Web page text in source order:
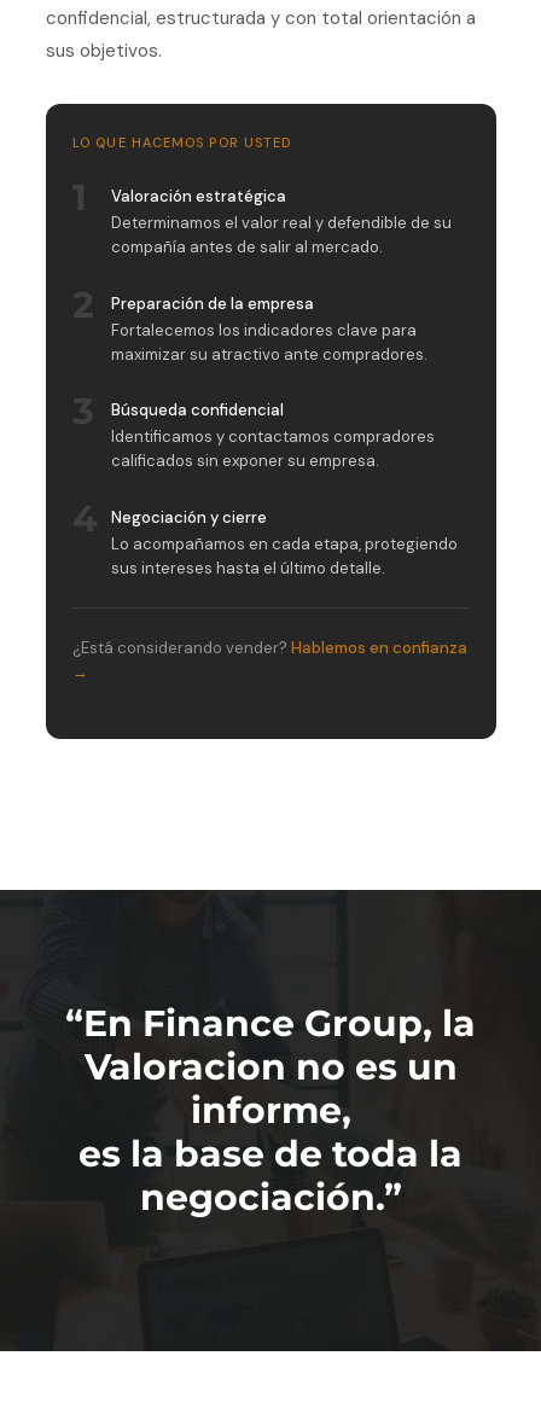
confidencial, estructurada y con total orientación a
sus objetivos.
LO QUE HACEMOS POR USTED
1
Valoración estratégica
Determinamos el valor real y defendible de su
compañía antes de salir al mercado.
2
Preparación de la empresa
Fortalecemos los indicadores clave para
maximizar su atractivo ante compradores.
3
Búsqueda confidencial
Identificamos y contactamos compradores
calificados sin exponer su empresa.
4
Negociación y cierre
Lo acompañamos en cada etapa, protegiendo
sus intereses hasta el último detalle.
¿Está considerando vender? Hablemos en confianza
→
“En Finance Group, la
Valoracion no es un
informe,
es la base de toda la
negociación.”